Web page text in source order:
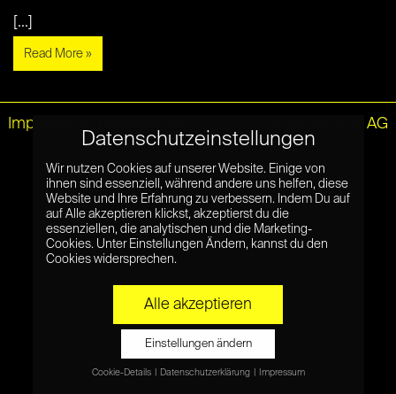
[...]
Read More »
Impressum © Netzpiloten AG
Datenschutzeinstellungen
Wir nutzen Cookies auf unserer Website. Einige von
ihnen sind essenziell, während andere uns helfen, diese
Website und Ihre Erfahrung zu verbessern. Indem Du auf
auf Alle akzeptieren klickst, akzeptierst du die
essenziellen, die analytischen und die Marketing-
Cookies. Unter Einstellungen Ändern, kannst du den
Cookies widersprechen.
Alle akzeptieren
Einstellungen ändern
Cookie-Details Datenschutzerklärung Impressum